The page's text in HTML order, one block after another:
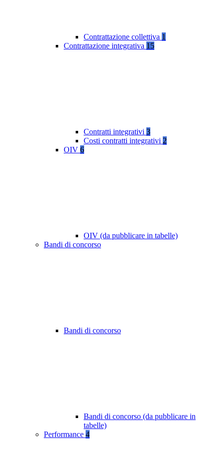
Contrattazione collettiva 1
Contrattazione integrativa 15
Contratti integrativi 3
Costi contratti integrativi 2
OIV 6
OIV (da pubblicare in tabelle)
Bandi di concorso
Bandi di concorso
Bandi di concorso (da pubblicare in
tabelle)
Performance 4